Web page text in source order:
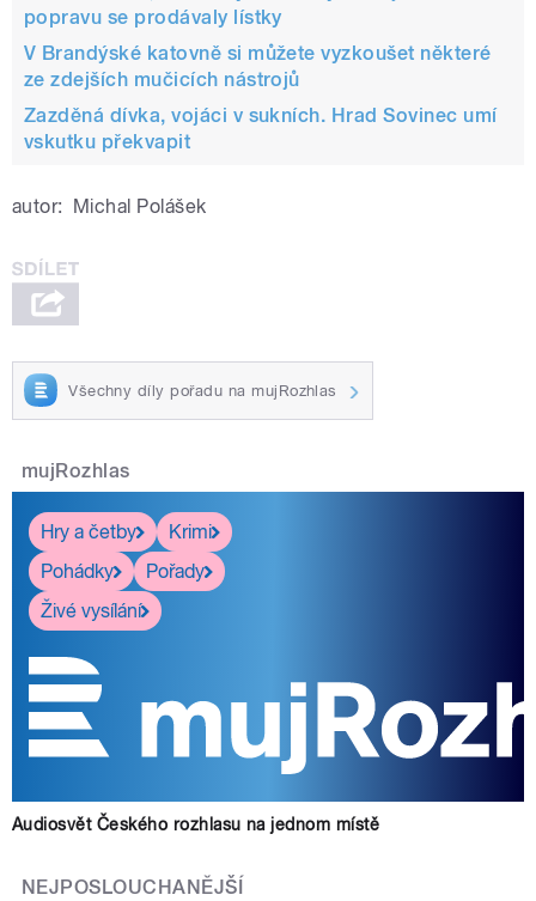
popravu se prodávaly lístky
V Brandýské katovně si můžete vyzkoušet některé
ze zdejších mučicích nástrojů
Zazděná dívka, vojáci v sukních. Hrad Sovinec umí
vskutku překvapit
autor: Michal Polášek
Všechny díly pořadu na mujRozhlas
mujRozhlas
Hry a četby
Krimi
Pohádky
Pořady
Živé vysílání
Audiosvět Českého rozhlasu na jednom místě
NEJPOSLOUCHANĚJŠÍ